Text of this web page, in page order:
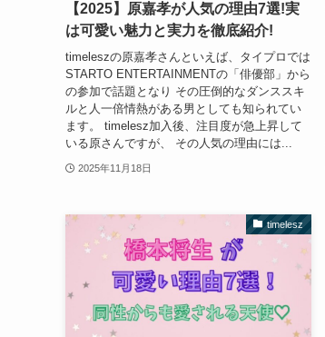
【2025】原嘉孝が人気の理由7選!実
は可愛い魅力と実力を徹底紹介!
timeleszの原嘉孝さんといえば、タイプロでは
STARTO ENTERTAINMENTの「俳優部」から
の参加で話題となり その圧倒的なダンススキ
ルと人一倍情熱がある男としても知られてい
ます。 timelesz加入後、注目度が急上昇して
いる原さんですが、 その人気の理由には...
2025年11月18日
timelesz